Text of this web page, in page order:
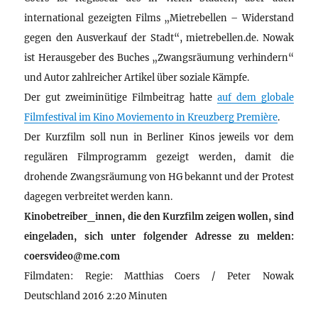
international gezeigten Films „Mietrebellen – Widerstand
gegen den Ausverkauf der Stadt“, mietrebellen.de. Nowak
ist Herausgeber des Buches „Zwangsräumung verhindern“
und Autor zahlreicher Artikel über soziale Kämpfe.
Der gut zweiminütige Filmbeitrag hatte auf dem globale
Filmfestival im Kino Moviemento in Kreuzberg Première.
Der Kurzfilm soll nun in Berliner Kinos jeweils vor dem
regulären Filmprogramm gezeigt werden, damit die
drohende Zwangsräumung von HG bekannt und der Protest
dagegen verbreitet werden kann.
Kinobetreiber_innen, die den Kurzfilm zeigen wollen, sind
eingeladen, sich unter folgender Adresse zu melden:
coersvideo@me.com
Filmdaten: Regie: Matthias Coers / Peter Nowak
Deutschland 2016 2:20 Minuten